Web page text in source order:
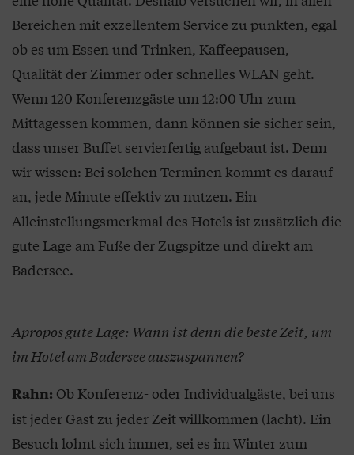
Bereichen mit exzellentem Service zu punkten, egal
ob es um Essen und Trinken, Kaffeepausen,
Qualität der Zimmer oder schnelles WLAN geht.
Wenn 120 Konferenzgäste um 12:00 Uhr zum
Mittagessen kommen, dann können sie sicher sein,
dass unser Buffet servierfertig aufgebaut ist. Denn
wir wissen: Bei solchen Terminen kommt es darauf
an, jede Minute effektiv zu nutzen. Ein
Alleinstellungsmerkmal des Hotels ist zusätzlich die
gute Lage am Fuße der Zugspitze und direkt am
Badersee.
Apropos gute Lage: Wann ist denn die beste Zeit, um
im Hotel am Badersee auszuspannen?
Rahn: Ob Konferenz- oder Individualgäste, bei uns
ist jeder Gast zu jeder Zeit willkommen (lacht). Ein
Besuch lohnt sich immer, sei es im Winter zum